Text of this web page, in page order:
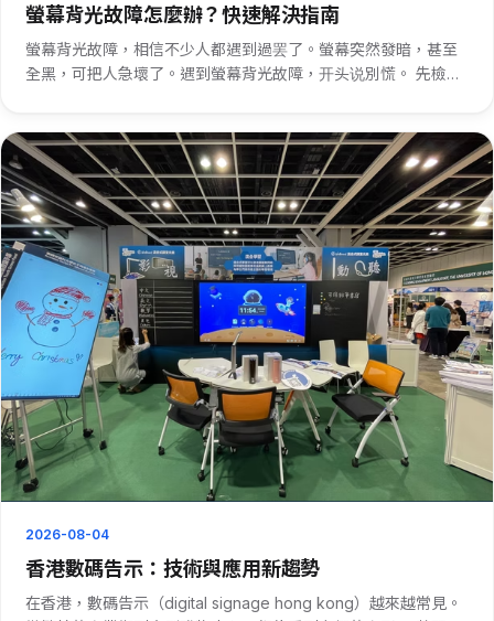
螢幕背光故障怎麼辦？快速解決指南
螢幕背光故障，相信不少人都遇到過罢了。螢幕突然發暗，甚至
全黑，可把人急壞了。遇到螢幕背光故障，开头说別慌。 先檢查
源適配器。 也···
2026-08-04
香港數碼告示：技術與應用新趨勢
在香港，數碼告示（digital signage hong kong）越來越常見。